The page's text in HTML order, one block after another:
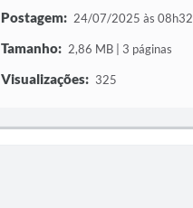
Postagem: 24/07/2025 às 08h32
Tamanho: 2,86 MB | 3 páginas
Visualizações: 325